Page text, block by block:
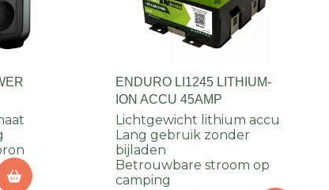
ENDURO LI1245 LITHIUM-
ION ACCU 45AMP
Lichtgewicht lithium accu
Lang gebruik zonder
bijladen
Betrouwbare stroom op
camping